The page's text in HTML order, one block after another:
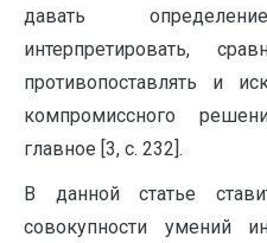
давать
интерпретировать,
противопоставлять и
компромиссного
главное [3, c. 232].
В данной статье
совокупности умений